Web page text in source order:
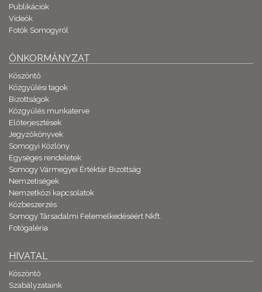
Publikációk
Videók
Fotók Somogyról
ÖNKORMÁNYZAT
Köszöntő
Közgyűlési tagok
Bizottságok
Közgyűlés munkaterve
Előterjesztések
Jegyzőkönyvek
Somogyi Közlöny
Egységes rendeletek
Somogy Vármegyei Értéktár Bizottság
Nemzetiségek
Nemzetközi kapcsolatok
Közbeszerzés
Somogy Társadalmi Felemelkedéséért Nkft.
Fotógaléria
HIVATAL
Köszöntő
Szabályzataink